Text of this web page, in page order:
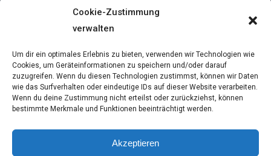
Cookie-Zustimmung
verwalten
Um dir ein optimales Erlebnis zu bieten, verwenden wir Technologien wie
Cookies, um Geräteinformationen zu speichern und/oder darauf
zuzugreifen. Wenn du diesen Technologien zustimmst, können wir Daten
wie das Surfverhalten oder eindeutige IDs auf dieser Website verarbeiten.
Wenn du deine Zustimmung nicht erteilst oder zurückziehst, können
bestimmte Merkmale und Funktionen beeinträchtigt werden.
Akzeptieren
Mythologische Abenteuer in der Welt der
Dez. 2, 2024
Ein virtueller Traum am wilden Strand